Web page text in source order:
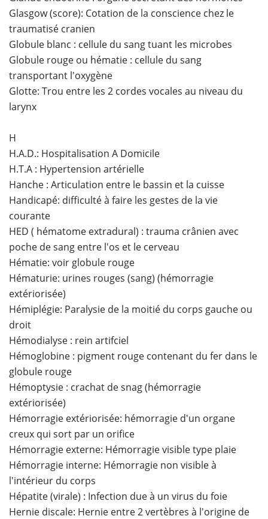
Glasgow (score): Cotation de la conscience chez le
traumatisé cranien
Globule blanc : cellule du sang tuant les microbes
Globule rouge ou hématie : cellule du sang
transportant l'oxygène
Glotte: Trou entre les 2 cordes vocales au niveau du
larynx
H
H.A.D.: Hospitalisation A Domicile
H.T.A : Hypertension artérielle
Hanche : Articulation entre le bassin et la cuisse
Handicapé: difficulté à faire les gestes de la vie
courante
HED ( hématome extradural) : trauma crânien avec
poche de sang entre l'os et le cerveau
Hématie: voir globule rouge
Hématurie: urines rouges (sang) (hémorragie
extériorisée)
Hémiplégie: Paralysie de la moitié du corps gauche ou
droit
Hémodialyse : rein artifciel
Hémoglobine : pigment rouge contenant du fer dans le
globule rouge
Hémoptysie : crachat de snag (hémorragie
extériorisée)
Hémorragie extériorisée: hémorragie d'un organe
creux qui sort par un orifice
Hémorragie externe: Hémorragie visible type plaie
Hémorragie interne: Hémorragie non visible à
l'intérieur du corps
Hépatite (virale) : Infection due à un virus du foie
Hernie discale: Hernie entre 2 vertèbres à l'origine de